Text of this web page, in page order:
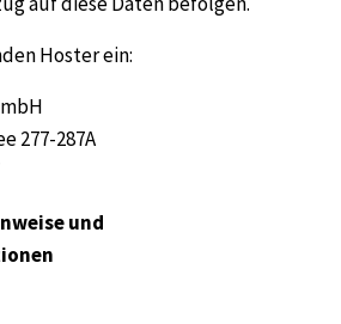
Hoster ein:
277-287A
und